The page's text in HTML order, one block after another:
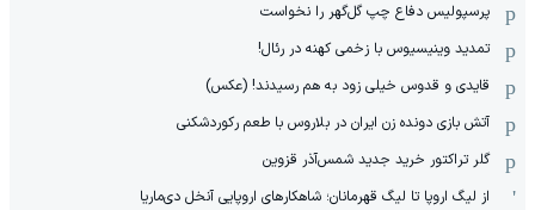
پرسپولیس دفاع چپ گل‌گهر را نخواست
تمدید وینیسیوس با زخمی کهنه در رئال!
قایدی و قدوس خیلی زود به هم رسیدند! (عکس)
آتش بازی دونده زن ایران در بلاروس با طعم رکوردشکنی
گلر تراکتور خرید جدید شمس‌آذر قزوین
از لیگ اروپا تا لیگ قهرمانان؛ شاهکارهای اروپایی آنخل دی‌ماریا